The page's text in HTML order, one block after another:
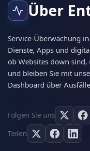
Über
Service-Überwachung
Dienste, Apps und
ob Websites down
und bleiben Sie mit
Dashboard über
Folgen Sie uns
Teilen